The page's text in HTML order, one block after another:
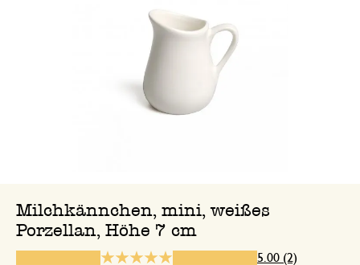
Milchkännchen, mini, weißes
Porzellan, Höhe 7 cm
5.00 (2)
2. März 2025
Nur Bewertung, ohne Kommentar